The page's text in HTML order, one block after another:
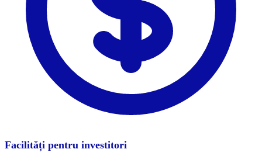
Facilități pentru investitori